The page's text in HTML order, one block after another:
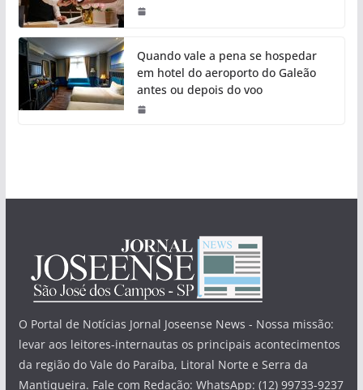
Quando vale a pena se hospedar
em hotel do aeroporto do Galeão
antes ou depois do voo
O Portal de Notícias Jornal Joseense News - Nossa missão:
levar aos leitores-internautas os principais acontecimentos
da região do Vale do Paraíba, Litoral Norte e Serra da
Mantiqueira. Fale com Redação: WhatsApp: (12) 99733-9237